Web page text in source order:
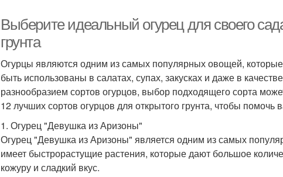
Выберите идеальный огурец для своего
грунта
Огурцы являются одним из самых популярных овощей,
быть использованы в салатах, супах, закусках и даже в
разнообразием сортов огурцов, выбор подходящего сорта
12 лучших сортов огурцов для открытого грунта, чтобы
1. Огурец "Девушка из Аризоны"
Огурец "Девушка из Аризоны" является одним из самых
имеет быстрорастущие растения, которые дают большое
кожуру и сладкий вкус.